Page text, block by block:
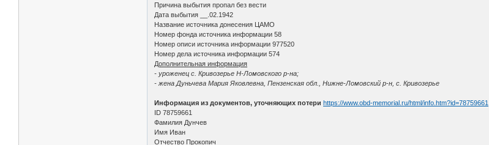
Причина выбытия пропал без вести
Дата выбытия __.02.1942
Название источника донесения ЦАМО
Номер фонда источника информации 58
Номер описи источника информации 977520
Номер дела источника информации 574
Дополнительная информация
- уроженец с. Кривозерье Н-Ломовского р-на;
- жена Дуньчева Мария Яковлевна, Пензенская обл., Нижне-Ломовский р-н, с. Кривозерье
Информация из документов, уточняющих потери https://www.obd-memorial.ru/html/info.htm?id=78759661
ID 78759661
Фамилия Дунчев
Имя Иван
Отчество Прокопич